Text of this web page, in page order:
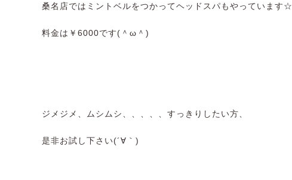
桑名店ではミントベルをつかってヘッドスパもやっています☆
料金は￥6000です(＾ω＾)
ジメジメ、ムシムシ、、、、、すっきりしたい方、
是非お試し下さい(´∀｀)